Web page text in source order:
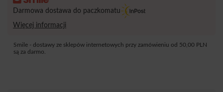
Darmowa dostawa do paczkomatu
Więcej informacji
Smile - dostawy ze sklepów internetowych przy zamówieniu od 50,00 PLN
są za darmo.